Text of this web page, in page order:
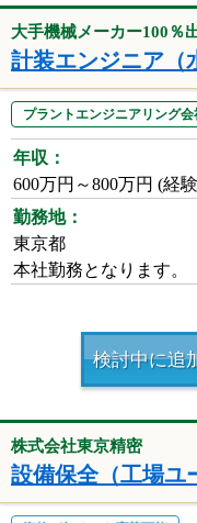
大手機械メーカー100％
計装エンジニア（
プラントエンジニアリング会
年収：
600万円～800万円 (経
勤務地：
東京都
本社勤務となります。
検討中に追
株式会社東京精密
設備保全（工場ユ